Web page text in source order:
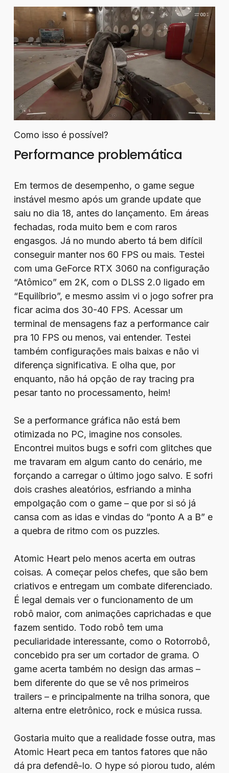
Como isso é possível?
Performance problemática
Em termos de desempenho, o game segue
instável mesmo após um grande update que
saiu no dia 18, antes do lançamento. Em áreas
fechadas, roda muito bem e com raros
engasgos. Já no mundo aberto tá bem difícil
conseguir manter nos 60 FPS ou mais. Testei
com uma GeForce RTX 3060 na configuração
“Atômico” em 2K, com o DLSS 2.0 ligado em
“Equilíbrio”, e mesmo assim vi o jogo sofrer pra
ficar acima dos 30-40 FPS. Acessar um
terminal de mensagens faz a performance cair
pra 10 FPS ou menos, vai entender. Testei
também configurações mais baixas e não vi
diferença significativa. E olha que, por
enquanto, não há opção de ray tracing pra
pesar tanto no processamento, heim!
Se a performance gráfica não está bem
otimizada no PC, imagine nos consoles.
Encontrei muitos bugs e sofri com glitches que
me travaram em algum canto do cenário, me
forçando a carregar o último jogo salvo. E sofri
dois crashes aleatórios, esfriando a minha
empolgação com o game – que por si só já
cansa com as idas e vindas do “ponto A a B” e
a quebra de ritmo com os puzzles.
Atomic Heart pelo menos acerta em outras
coisas. A começar pelos chefes, que são bem
criativos e entregam um combate diferenciado.
É legal demais ver o funcionamento de um
robô maior, com animações caprichadas e que
fazem sentido. Todo robô tem uma
peculiaridade interessante, como o Rotorrobô,
concebido pra ser um cortador de grama. O
game acerta também no design das armas –
bem diferente do que se vê nos primeiros
trailers – e principalmente na trilha sonora, que
alterna entre eletrônico, rock e música russa.
Gostaria muito que a realidade fosse outra, mas
Atomic Heart peca em tantos fatores que não
dá pra defendê-lo. O hype só piorou tudo, além